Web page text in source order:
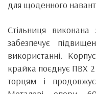
для щоденного
Стільниця
забезпечує
використанні.
крайка поєднує ПВХ
торцям і продовжує